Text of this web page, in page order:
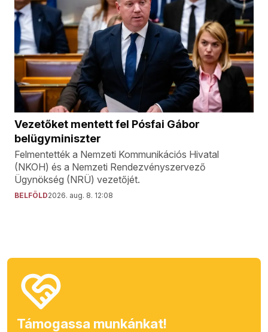
Vezetőket mentett fel Pósfai Gábor
belügyminiszter
Felmentették a Nemzeti Kommunikációs Hivatal
(NKOH) és a Nemzeti Rendezvényszervező
Ügynökség (NRÜ) vezetőjét.
BELFÖLD2026. aug. 8. 12:08
Támogassa munkánkat!